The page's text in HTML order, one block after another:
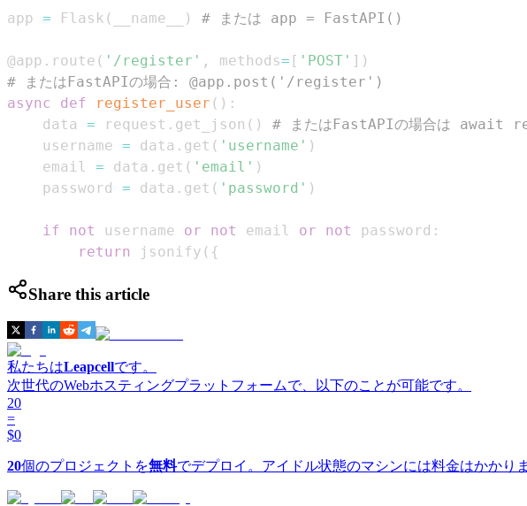
app = Flask ( __name__ ) # または app = FastAPI()
@app . route ( '/register' , methods= [ 'POST' ] )
# またはFastAPIの場合: @app.post('/register')
async
def register_user ( ) :
    data
= request . get_json ( )
# またはFastAPIの場合は await
    username
= data . get ( 'username' )
    email
= data . get ( 'email' )
    password
= data . get ( 'password' )
if not username or not email or not password :
return
jsonify ( {
Share this article
私たちはLeapcellです。
次世代のWebホスティングプラットフォームで、以下のことが可能です。
20
=
$0
20個のプロジェクトを無料でデプロイ。アイドル状態のマシンには料金はかかりま